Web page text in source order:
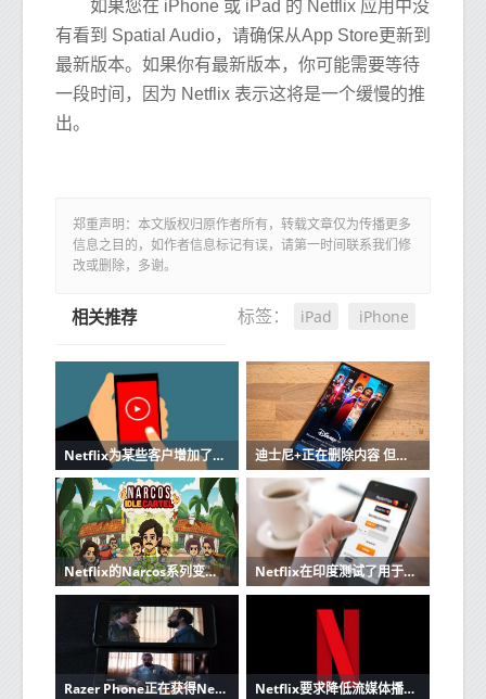
如果您在 iPhone 或 iPad 的 Netflix 应用中没
有看到 Spatial Audio，请确保从App Store更新到
最新版本。如果你有最新版本，你可能需要等待
一段时间，因为 Netflix 表示这将是一个缓慢的推
出。
郑重声明：本文版权归原作者所有，转载文章仅为传播更多
信息之目的，如作者信息标记有误，请第一时间联系我们修
改或删除，多谢。
标签： iPad iPhone
相关推荐
Netflix为某些客户增加了更便宜的仅限移动设备的套餐 迪士尼+正在删除内容 但不是删除Netflix的方式
Netflix的Narcos系列变成了一款针对手机的空闲游戏 Netflix在印度测试了用于移动和基本计划的高清视频流
Razer Phone正在获得Netflix HDR和更好的声音 Netflix要求降低流媒体播放速度以免网络超载